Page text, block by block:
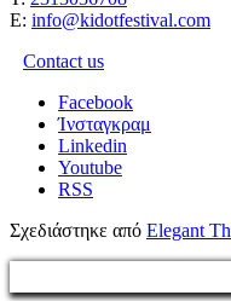
Ε: info@kidotfestival.com
Contact us
Facebook
Ίνσταγκραμ
Linkedin
Youtube
RSS
Σχεδιάστηκε από Elegant